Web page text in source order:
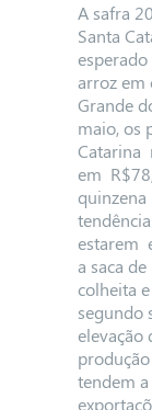
A safra
Santa
arroz em
Grande
maio, os
Catarina
em
estarem
a saca
colheita
segundo
elevação
tendem